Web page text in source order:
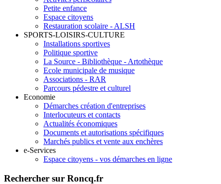
Petite enfance
Espace citoyens
Restauration scolaire - ALSH
SPORTS-LOISIRS-CULTURE
Installations sportives
Politique sportive
La Source - Bibliothèque - Artothèque
Ecole municipale de musique
Associations - RAR
Parcours pédestre et culturel
Economie
Démarches création d'entreprises
Interlocuteurs et contacts
Actualités économiques
Documents et autorisations spécifiques
Marchés publics et vente aux enchères
e-Services
Espace citoyens - vos démarches en ligne
Rechercher sur Roncq.fr